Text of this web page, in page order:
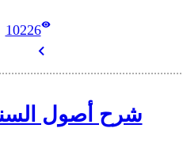
10226
شرح أصول